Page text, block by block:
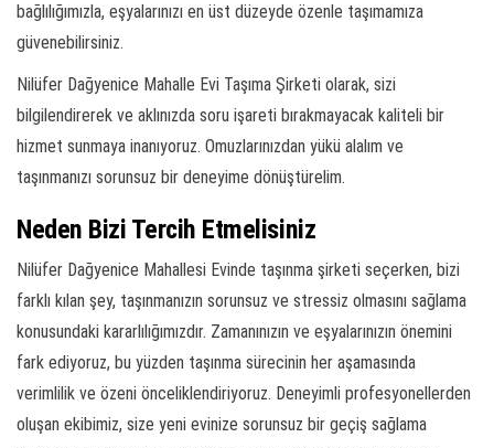
bağlılığımızla, eşyalarınızı en üst düzeyde özenle taşımamıza
güvenebilirsiniz.
Nilüfer Dağyenice Mahalle Evi Taşıma Şirketi olarak, sizi
bilgilendirerek ve aklınızda soru işareti bırakmayacak kaliteli bir
hizmet sunmaya inanıyoruz. Omuzlarınızdan yükü alalım ve
taşınmanızı sorunsuz bir deneyime dönüştürelim.
Neden Bizi Tercih Etmelisiniz
Nilüfer Dağyenice Mahallesi Evinde taşınma şirketi seçerken, bizi
farklı kılan şey, taşınmanızın sorunsuz ve stressiz olmasını sağlama
konusundaki kararlılığımızdır. Zamanınızın ve eşyalarınızın önemini
fark ediyoruz, bu yüzden taşınma sürecinin her aşamasında
verimlilik ve özeni önceliklendiriyoruz. Deneyimli profesyonellerden
oluşan ekibimiz, size yeni evinize sorunsuz bir geçiş sağlama